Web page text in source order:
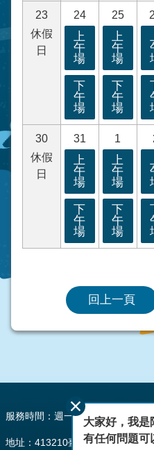
23
休假
日
24
上
午
場
下
午
場
25
上
午
場
下
午
場
30
休假
日
31
上
午
場
下
午
場
1
上
午
場
下
午
場
回上一頁
服務時間：週一至週五
地址：413210臺中市霧峰區峰堤
大家好，我是
有任何問題可